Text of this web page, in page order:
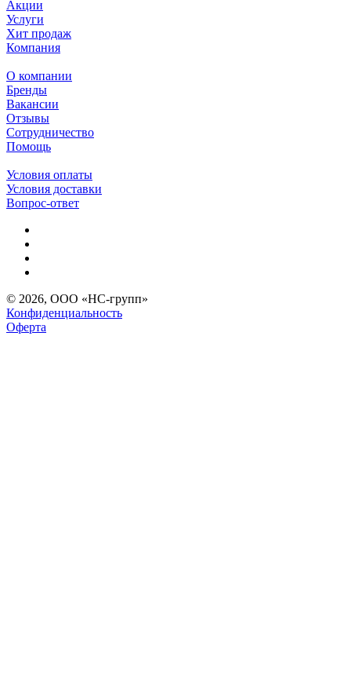
Акции
Услуги
Хит продаж
Компания
О компании
Бренды
Вакансии
Отзывы
Сотрудничество
Помощь
Условия оплаты
Условия доставки
Вопрос-ответ
© 2026, ООО «НС-групп»
Конфиденциальность
Оферта